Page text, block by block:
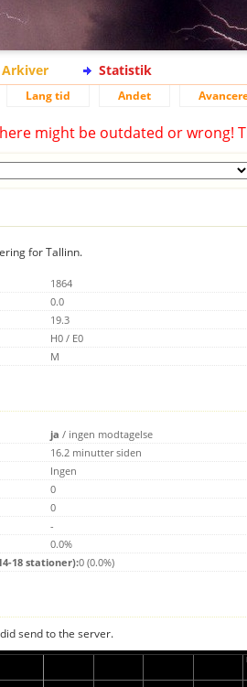
Arkiver Statistik
Lang tid Andet
might be outdated or wrong!
for Tallinn.
1864
0.0
19.3
H0 / E0
M
ja / ingen modtagelse
16.2 minutter siden
Ingen
0
0
-
0.0%
18 stationer):0 (0.0%)
send to the server.